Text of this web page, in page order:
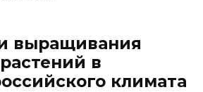
выращивания
в
климата